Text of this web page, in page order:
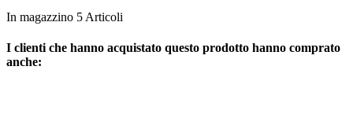
In magazzino 5 Articoli
I clienti che hanno acquistato questo prodotto hanno comprato
anche: